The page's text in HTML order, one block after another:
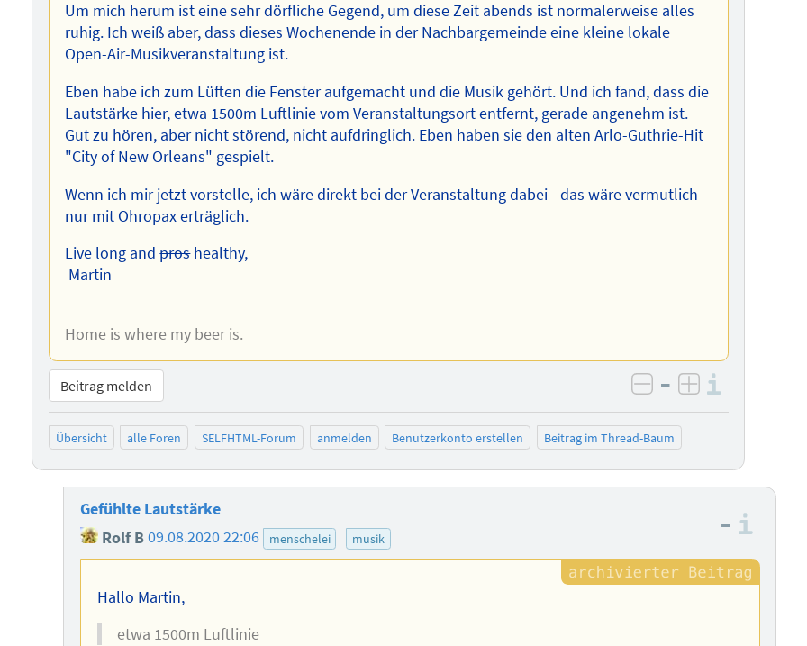
Um mich herum ist eine sehr dörfliche Gegend, um diese Zeit abends ist normalerweise alles
ruhig. Ich weiß aber, dass dieses Wochenende in der Nachbargemeinde eine kleine lokale
Open-Air-Musikveranstaltung ist.
Eben habe ich zum Lüften die Fenster aufgemacht und die Musik gehört. Und ich fand, dass die
Lautstärke hier, etwa 1500m Luftlinie vom Veranstaltungsort entfernt, gerade angenehm ist.
Gut zu hören, aber nicht störend, nicht aufdringlich. Eben haben sie den alten Arlo-Guthrie-Hit
"City of New Orleans" gespielt.
Wenn ich mir jetzt vorstelle, ich wäre direkt bei der Veranstaltung dabei - das wäre vermutlich
nur mit Ohropax erträglich.
Live long andproshealthy,
Martin
--
Home is where my beer is.
Beitrag melden negativ bewerten
– positiv
Übersicht alle Foren SELFHTML-Forum anmelden Benutzerkonto erstellen Beitrag im Thread-Baum
Gefühlte Lautstärke
Rolf B09.08.2020 22:06 menschelei musik
–
Hallo Martin,
etwa 1500m Luftlinie